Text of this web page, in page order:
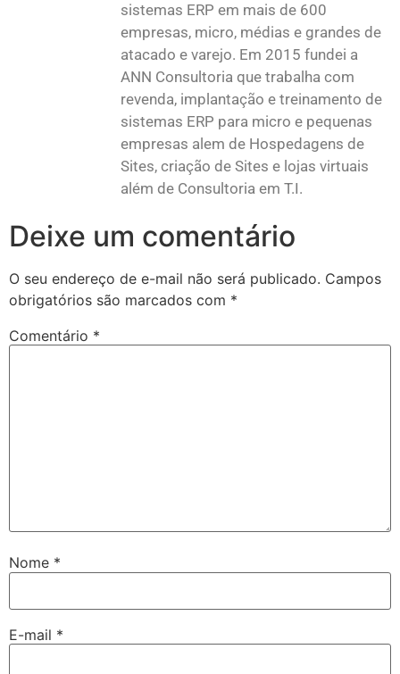
sistemas ERP em mais de 600
empresas, micro, médias e grandes de
atacado e varejo. Em 2015 fundei a
ANN Consultoria que trabalha com
revenda, implantação e treinamento de
sistemas ERP para micro e pequenas
empresas alem de Hospedagens de
Sites, criação de Sites e lojas virtuais
além de Consultoria em T.I.
Deixe um comentário
O seu endereço de e-mail não será publicado. Campos
obrigatórios são marcados com *
Comentário *
Nome *
E-mail *